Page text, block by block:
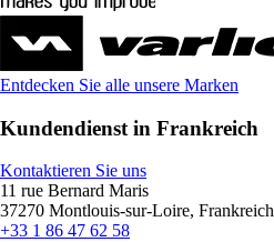
Entdecken Sie alle unsere Marken
Kundendienst in Frankreich
Kontaktieren Sie uns
11 rue Bernard Maris
37270 Montlouis-sur-Loire, Frankreich
+33 1 86 47 62 58